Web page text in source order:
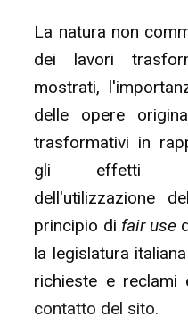
La natura non
dei lavori
mostrati,
delle opere
trasformativi in
gli effetti
dell'utilizzazione
principio di fair use
la legislatura
richieste e
contatto del sito.